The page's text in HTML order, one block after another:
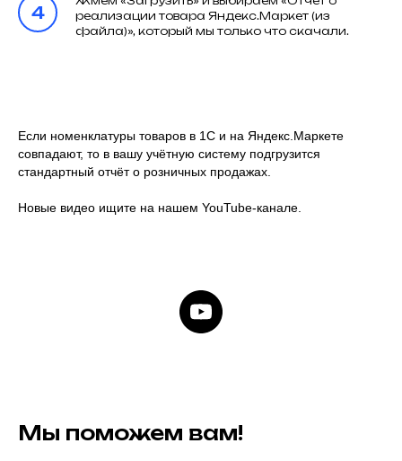
реализации товара Яндекс.Маркет (из
файла)», который мы только что скачали.
Если номенклатуры товаров в 1С и на Яндекс.Маркете
совпадают, то в вашу учётную систему подгрузится
стандартный отчёт о розничных продажах.
Новые видео ищите на нашем YouTube-канале.
Мы поможем вам!